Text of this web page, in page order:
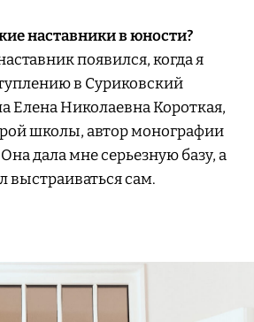
наставники в юности?
появился, когда я
в Суриковский
Елена Николаевна Короткая,
школы, автор монографии
дала мне серьезную базу, а
выстраиваться сам.